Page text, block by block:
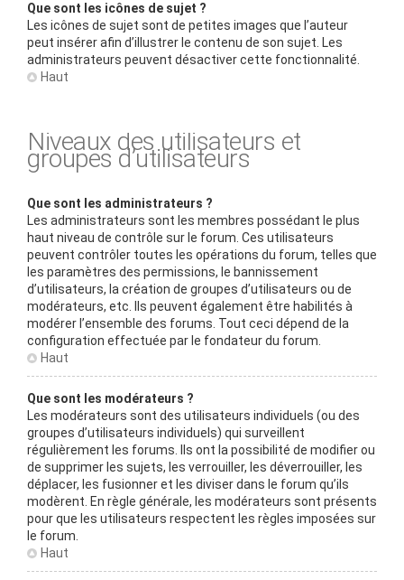
Que sont les icônes de sujet ?
Les icônes de sujet sont de petites images que l’auteur
peut insérer afin d’illustrer le contenu de son sujet. Les
administrateurs peuvent désactiver cette fonctionnalité.
Haut
Niveaux des utilisateurs et
groupes d’utilisateurs
Que sont les administrateurs ?
Les administrateurs sont les membres possédant le plus
haut niveau de contrôle sur le forum. Ces utilisateurs
peuvent contrôler toutes les opérations du forum, telles que
les paramètres des permissions, le bannissement
d’utilisateurs, la création de groupes d’utilisateurs ou de
modérateurs, etc. Ils peuvent également être habilités à
modérer l’ensemble des forums. Tout ceci dépend de la
configuration effectuée par le fondateur du forum.
Haut
Que sont les modérateurs ?
Les modérateurs sont des utilisateurs individuels (ou des
groupes d’utilisateurs individuels) qui surveillent
régulièrement les forums. Ils ont la possibilité de modifier ou
de supprimer les sujets, les verrouiller, les déverrouiller, les
déplacer, les fusionner et les diviser dans le forum qu’ils
modèrent. En règle générale, les modérateurs sont présents
pour que les utilisateurs respectent les règles imposées sur
le forum.
Haut